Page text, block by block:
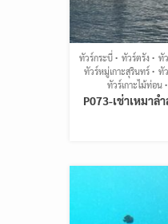
ทัวร์กระบี่ ทัวร์ตรัง ทั
ทัวร์หมู่เกาะสุรินทร์
ทั
ทัวร์เกาะไม้ท่อน
P073-เช่าเหมาลำ